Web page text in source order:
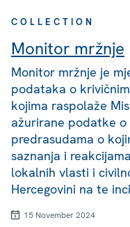
COLLECTION
Monitor mržnje
Monitor mržnje je
podataka o
kojima raspolaže
ažurirane podatke o
predrasudama o
saznanja i
lokalnih vlasti i
Hercegovini na te
15 November 2024